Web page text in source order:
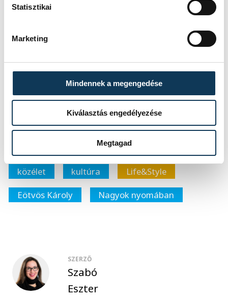
Statisztikai
Marketing
Mindennek a megengedése
Kiválasztás engedélyezése
Megtagad
egyértelművé válik, miért nevezhetjük őt a
mesterének. A szó, amely Eötvös tollából
fakad, örökké rezonál a magyar lélekben,
és példát mutat a múlt értékeinek
tiszteletére és megőrzésére.
Kiemelt kép: Eötvös Károly Intézet
közélet kultúra
Life&Style
Eötvös Károly
Nagyok nyomában
SZERZŐ
Szabó
Eszter